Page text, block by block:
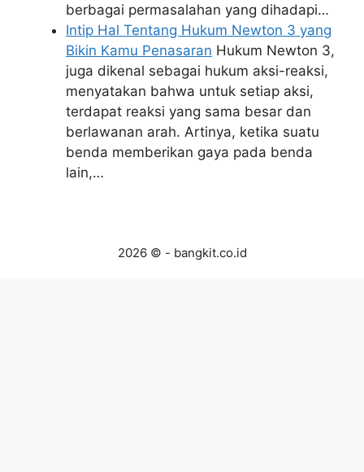
berbagai permasalahan yang dihadapi…
Intip Hal Tentang Hukum Newton 3 yang
Bikin Kamu Penasaran Hukum Newton 3,
juga dikenal sebagai hukum aksi-reaksi,
menyatakan bahwa untuk setiap aksi,
terdapat reaksi yang sama besar dan
berlawanan arah. Artinya, ketika suatu
benda memberikan gaya pada benda
lain,…
2026 © - bangkit.co.id